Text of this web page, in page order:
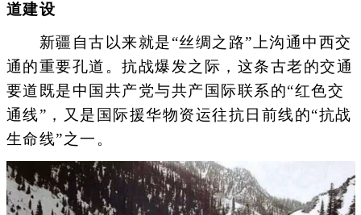
道建设
新疆自古以来就是“丝绸之路”上沟通中西交
通的重要孔道。抗战爆发之际，这条古老的交通
要道既是中国共产党与共产国际联系的“红色交
通线”，又是国际援华物资运往抗日前线的“抗战
生命线”之一。